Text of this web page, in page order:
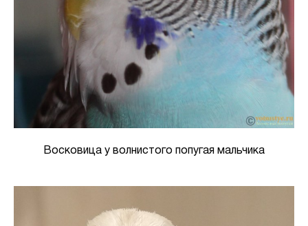
Восковица у волнистого попугая мальчика